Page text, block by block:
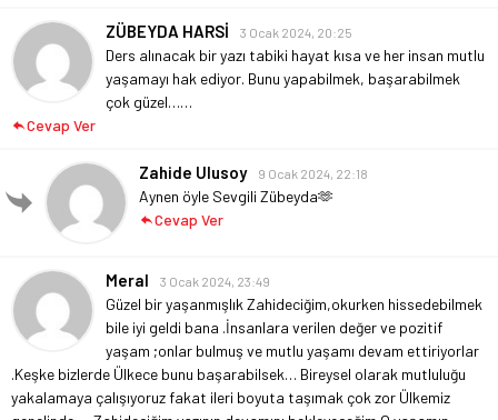
ZÜBEYDA HARSİ 3 Ocak 2024, 20:25
Ders alınacak bir yazı tabiki hayat kısa ve her insan mutlu
yaşamayı hak ediyor. Bunu yapabilmek, başarabilmek
çok güzel……
Cevap Ver
Zahide Ulusoy 9 Ocak 2024, 22:18
Aynen öyle Sevgili Zübeyda🫶
Cevap Ver
Meral 3 Ocak 2024, 23:49
Güzel bir yaşanmışlık Zahideciğim,okurken hissedebilmek
bile iyi geldi bana .İnsanlara verilen değer ve pozitif
yaşam ;onlar bulmuş ve mutlu yaşamı devam ettiriyorlar
.Keşke bizlerde Ülkece bunu başarabilsek… Bireysel olarak mutluluğu
yakalamaya çalışıyoruz fakat ileri boyuta taşımak çok zor Ülkemiz